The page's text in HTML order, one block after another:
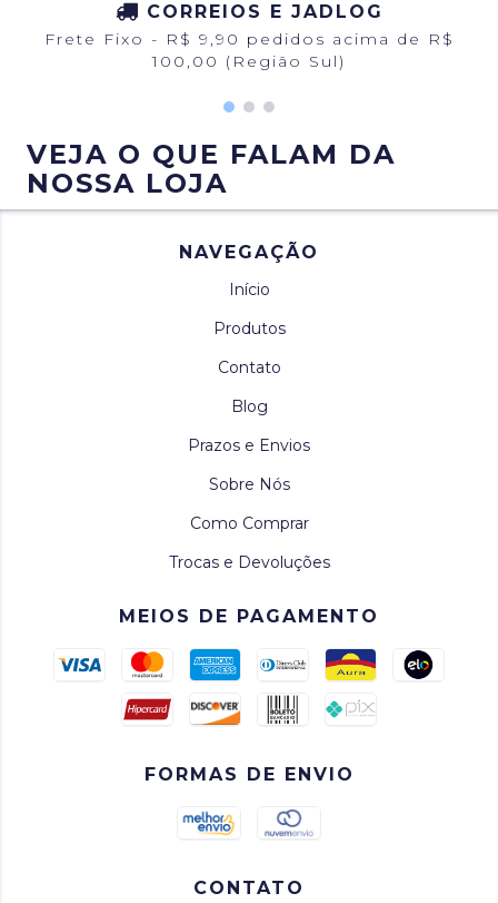
CORREIOS E JADLOG
Frete Fixo - R$ 9,90 pedidos acima de R$
100,00 (Região Sul)
VEJA O QUE FALAM DA
NOSSA LOJA
NAVEGAÇÃO
Início
Produtos
Contato
Blog
Prazos e Envios
Sobre Nós
Como Comprar
Trocas e Devoluções
MEIOS DE PAGAMENTO
FORMAS DE ENVIO
CONTATO